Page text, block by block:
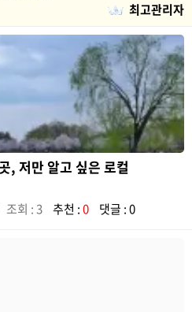
최고관리자
, 저만 알고 싶은 로컬
조회 : 3 추천 :0 댓글 : 0